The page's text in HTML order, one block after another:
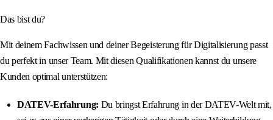
Das bist du?
Mit deinem Fachwissen und deiner Begeisterung für Digitalisierung passt
du perfekt in unser Team. Mit diesen Qualifikationen kannst du unsere
Kunden optimal unterstützen:
DATEV-Erfahrung: Du bringst Erfahrung in der DATEV-Welt mit,